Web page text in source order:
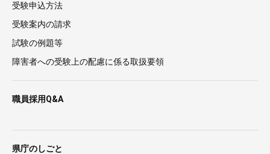
受験申込方法
受験案内の請求
試験の例題等
障害者への受験上の配慮に係る取扱要領
職員採用Q&A
県庁のしごと